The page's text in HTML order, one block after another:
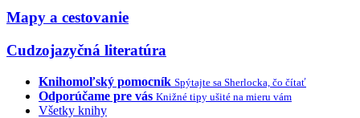
Mapy a cestovanie
Cudzojazyčná literatúra
Knihomoľský pomocník Spýtajte sa Sherlocka, čo čítať
Odporúčame pre vás Knižné tipy ušité na mieru vám
Všetky knihy